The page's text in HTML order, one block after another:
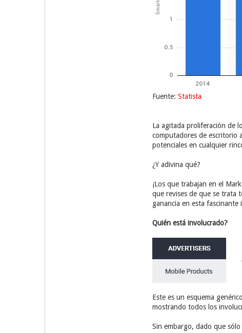
Fuente: Statista
La agitada proliferación de
computadores de escritorio
potenciales en cualquier
¿Y adivina qué?
¡Los que trabajan en el
que revises de que se trata
ganancia en esta fascinante
Quién está involucrado?
Este es un esquema
mostrando todos los
Sin embargo, dado que